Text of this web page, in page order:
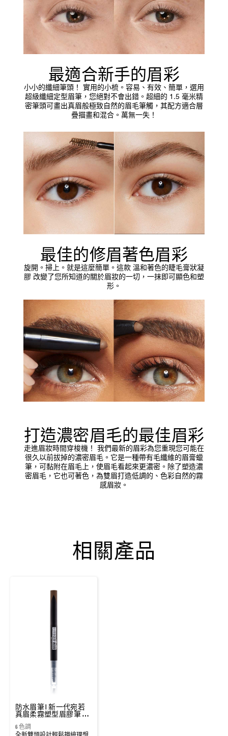
最適合新手的眉彩
小小的纖細筆頭！ 實用的小梳。容易、有效、簡單，選用
超級纖細定型眉筆，您絕對不會出錯。超細的 1.5 毫米精
密筆頭可畫出真眉般極致自然的眉毛筆觸，其配方適合層
疊描畫和混合。萬無一失！
最佳的修眉著色眉彩
旋開。掃上。就是這麼簡單。這款 溫和著色的睫毛膏狀凝
膠 改變了您所知道的關於眉妝的一切，一抹即可顯色和塑
形。
打造濃密眉毛的最佳眉彩
走進眉妝時間穿梭機！ 我們最新的眉彩為您重現您可能在
很久以前拔掉的濃密眉毛。它是一種帶有毛纖維的眉膏蠟
筆，可黏附在眉毛上，使眉毛看起來更濃密。除了塑造濃
密眉毛，它也可著色，為雙眉打造低調的、色彩自然的霧
感眉妝。
相關產品
防水眉筆 | 新一代宛若
真眉柔霧塑型眉膠筆 眉
6 色調